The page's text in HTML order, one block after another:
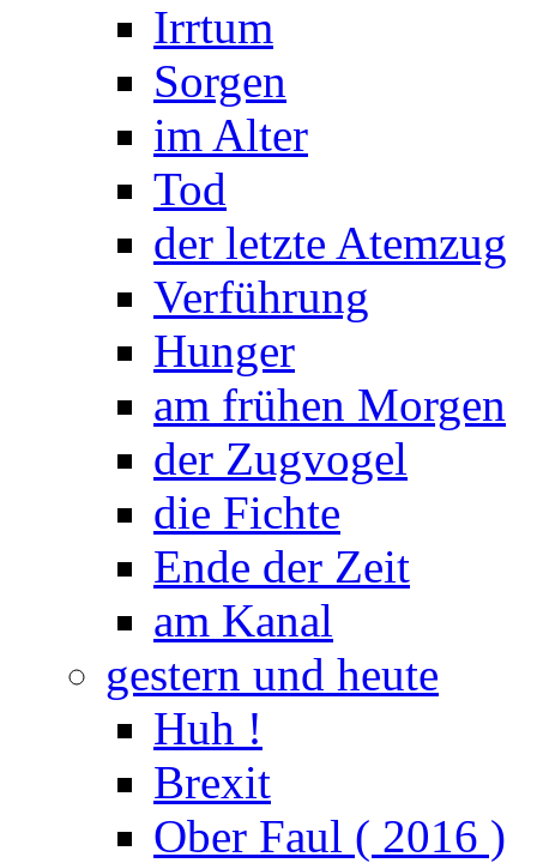
Irrtum
Sorgen
im Alter
Tod
der letzte Atemzug
Verführung
Hunger
am frühen Morgen
der Zugvogel
die Fichte
Ende der Zeit
am Kanal
gestern und heute
Huh !
Brexit
Ober Faul ( 2016 )